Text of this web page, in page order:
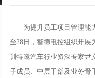
为提升员工项目管理能
至28日，智德电控组织开展
训特邀汽车行业资深专家尹
子成员、中层干部及业务骨